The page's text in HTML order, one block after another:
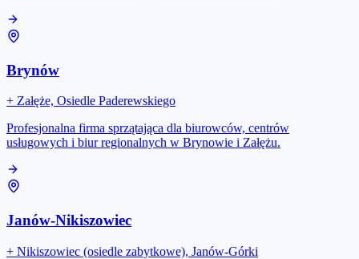
Brynów
+ Załęże, Osiedle Paderewskiego
Profesjonalna firma sprzątająca dla biurowców, centrów
usługowych i biur regionalnych w Brynowie i Załężu.
Janów-Nikiszowiec
+ Nikiszowiec (osiedle zabytkowe), Janów-Górki